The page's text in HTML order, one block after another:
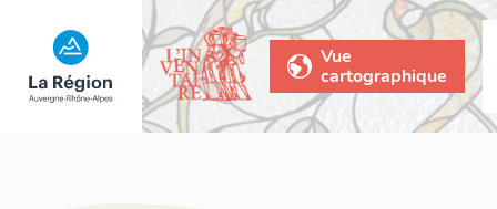
Vue
cartographique